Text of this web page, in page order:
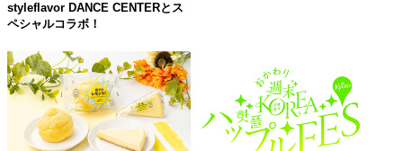
styleflavor DANCE CENTERとス
ペシャルコラボ！